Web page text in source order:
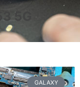
5G
GALAXY